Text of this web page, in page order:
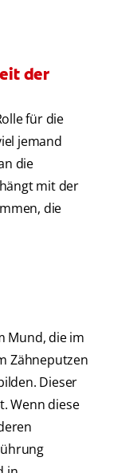
der
für die
jemand
die
mit der
die
Mund, die im
Zähneputzen
Dieser
Wenn diese